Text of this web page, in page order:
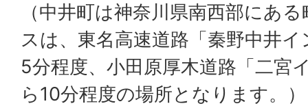
（中井町は神奈川県南西部にあ
スは、東名高速道路「秦野中井
5分程度、小田原厚木道路「二宮
ら10分程度の場所となります。）